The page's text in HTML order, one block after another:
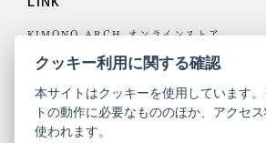
KIMONO ARCH オンラインストア
クッキー利用に関する確認
本サイトはクッキーを使用しています
トの動作に必要なもののほか、アクセ
使われます。